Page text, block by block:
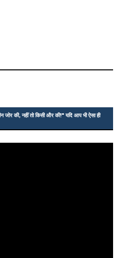
की, नहीं तो किसी और की!" यदि आप भी ऐसा ही